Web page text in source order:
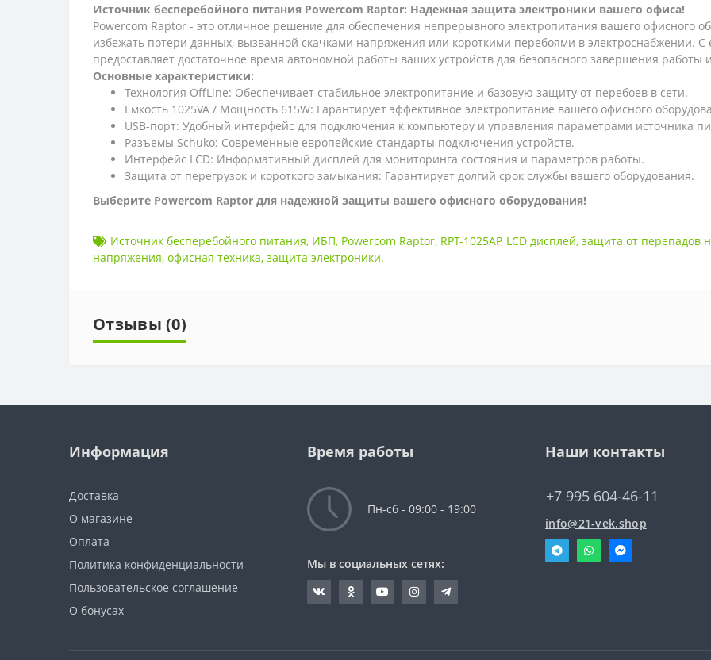
Источник бесперебойного питания Powercom Raptor: Надежная защита электроники вашего офиса!
Powercom Raptor - это отличное решение для обеспечения непрерывного электропитания вашего офисного
избежать потери данных, вызванной скачками напряжения или короткими перебоями в электроснабжении.
предоставляет достаточное время автономной работы ваших устройств для безопасного завершения работы
Основные характеристики:
Технология OffLine: Обеспечивает стабильное электропитание и базовую защиту от перебоев в сети.
Емкость 1025VA / Мощность 615W: Гарантирует эффективное электропитание вашего офисного
USB-порт: Удобный интерфейс для подключения к компьютеру и управления параметрами источника
Разъемы Schuko: Современные европейские стандарты подключения устройств.
Интерфейс LCD: Информативный дисплей для мониторинга состояния и параметров работы.
Защита от перегрузок и короткого замыкания: Гарантирует долгий срок службы вашего оборудования.
Выберите Powercom Raptor для надежной защиты вашего офисного оборудования!
Источник бесперебойного питания, ИБП, Powercom Raptor, RPT-1025AP, LCD дисплей, защита от перепадов
напряжения, офисная техника, защита электроники.
Отзывы (0)
Информация
Доставка
О магазине
Оплата
Политика конфиденциальности
Пользовательское соглашение
О бонусах
Время работы
Пн-сб - 09:00 - 19:00
Мы в социальных сетях:
Наши контакты
+7 995 604-46-11
info@21-vek.shop